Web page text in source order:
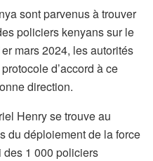
sont parvenus à trouver
policiers kenyans sur le
mars 2024, les autorités
d’accord à ce
direction.
Henry se trouve au
du déploiement de la force
des 1 000 policiers